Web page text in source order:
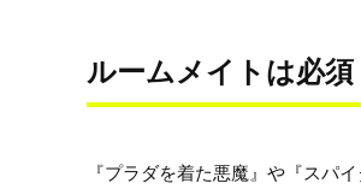
ルームメイトは必須
『プラダを着た悪魔』や『スパ